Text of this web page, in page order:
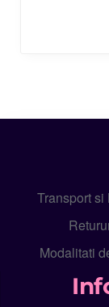
Transport si
Modalitati